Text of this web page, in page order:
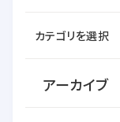
カテゴリを選択
アーカイブ